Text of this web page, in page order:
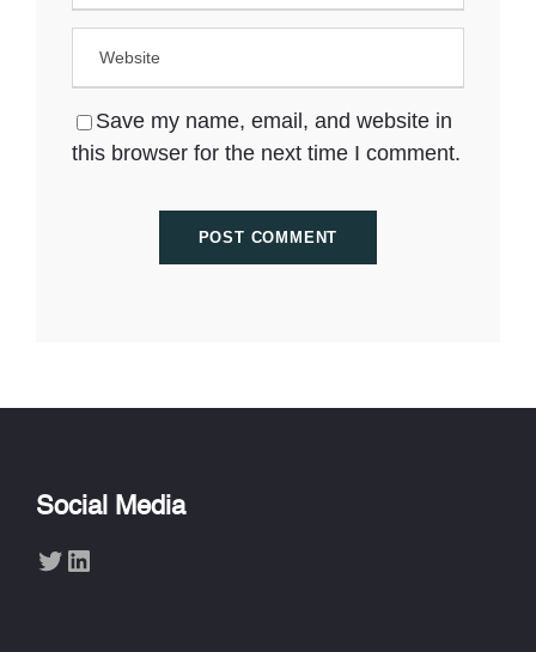
Save my name, email, and website in
this browser for the next time I comment.
Social Media
Twitter LinkedIn